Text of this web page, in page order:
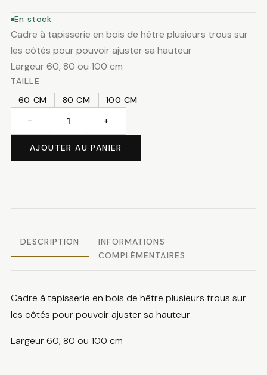
de
En stock
Cadre à tapisserie en bois de hêtre plusieurs trous sur
les côtés pour pouvoir ajuster sa hauteur
Largeur 60, 80 ou 100 cm
TAILLE
60 CM
80 CM 100 CM
Métier
− +
AJOUTER AU PANIER
DESCRIPTION
INFORMATIONS
COMPLÉMENTAIRES
Cadre à tapisserie en bois de hêtre plusieurs trous sur
les côtés pour pouvoir ajuster sa hauteur
Largeur 60, 80 ou 100 cm